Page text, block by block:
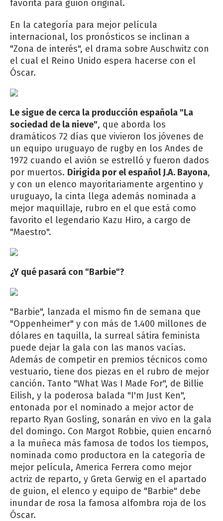
favorita para guión original.
En la categoría para mejor película
internacional, los pronósticos se inclinan a
"Zona de interés", el drama sobre Auschwitz con
el cual el Reino Unido espera hacerse con el
Óscar.
Le sigue de cerca la producción española "La
sociedad de la nieve", que aborda los
dramáticos 72 días que vivieron los jóvenes de
un equipo uruguayo de rugby en los Andes de
1972 cuando el avión se estrelló y fueron dados
por muertos. Dirigida por el español J.A. Bayona,
y con un elenco mayoritariamente argentino y
uruguayo, la cinta llega además nominada a
mejor maquillaje, rubro en el que está como
favorito el legendario Kazu Hiro, a cargo de
"Maestro".
¿Y qué pasará con "Barbie"?
"Barbie", lanzada el mismo fin de semana que
"Oppenheimer" y con más de 1.400 millones de
dólares en taquilla, la surreal sátira feminista
puede dejar la gala con las manos vacías.
Además de competir en premios técnicos como
vestuario, tiene dos piezas en el rubro de mejor
canción. Tanto "What Was I Made For", de Billie
Eilish, y la poderosa balada "I'm Just Ken",
entonada por el nominado a mejor actor de
reparto Ryan Gosling, sonarán en vivo en la gala
del domingo. Con Margot Robbie, quien encarnó
a la muñeca más famosa de todos los tiempos,
nominada como productora en la categoría de
mejor película, America Ferrera como mejor
actriz de reparto, y Greta Gerwig en el apartado
de guion, el elenco y equipo de "Barbie" debe
inundar de rosa la famosa alfombra roja de los
Óscar.